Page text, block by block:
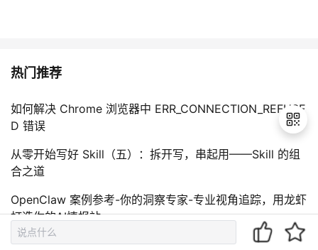
热门推荐
如何解决 Chrome 浏览器中 ERR_CONNECTION_REFUSE
D 错误
从零开始写好 Skill（五）：拆开写，串起用——Skill 的组
合之道
OpenClaw 案例参考-你的洞察专家-专业视角追踪，用龙虾
打造你的AI情报站
给 AI Agent一个邮箱：AI Shell + QQ 邮箱 Agent 实战教